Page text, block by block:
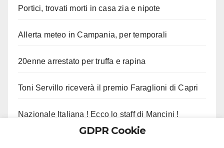
Portici, trovati morti in casa zia e nipote
Allerta meteo in Campania, per temporali
20enne arrestato per truffa e rapina
Toni Servillo riceverà il premio Faraglioni di Capri
Nazionale Italiana ! Ecco lo staff di Mancini !
GDPR Cookie